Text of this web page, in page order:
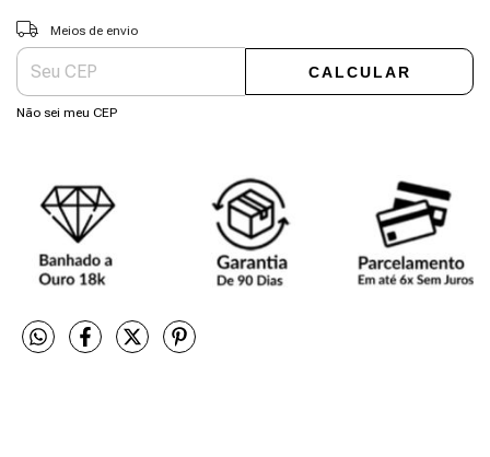
Entregas para o CEP:
Meios de envio
CALCULAR
Não sei meu CEP